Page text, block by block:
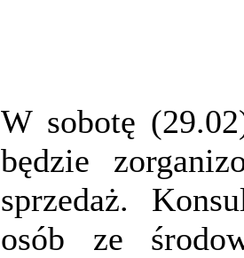
W sobotę
będzie
sprzedaż.
osób ze